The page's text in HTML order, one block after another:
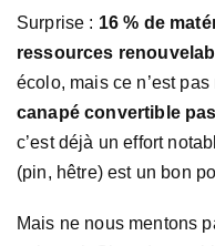
Surprise : 16 % de
ressources
écolo, mais ce n’est
canapé convertible
c’est déjà un effort
(pin, hêtre) est un bon
Mais ne nous mentons